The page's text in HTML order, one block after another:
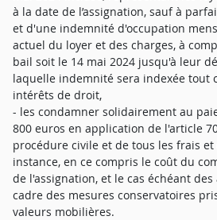
à la date de l’assignation, sauf à
et d'une indemnité d'occupation
actuel du loyer et des charges, à
bail soit le 14 mai 2024 jusqu'à leur
laquelle indemnité sera indexée tout
intérêts de droit,
- les condamner solidairement au
800 euros en application de l'article
procédure civile et de tous les frais
instance, en ce compris le coût du
de l'assignation, et le cas échéant
cadre des mesures conservatoires
valeurs mobilières.